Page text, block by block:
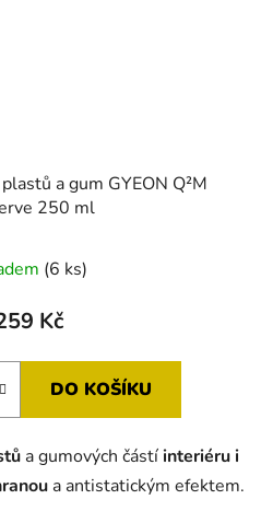
a gum GYEON Q²M
250 ml
(6 ks)
Kč
DO KOŠÍKU
a gumových částíinteriéru i
a antistatickým efektem.